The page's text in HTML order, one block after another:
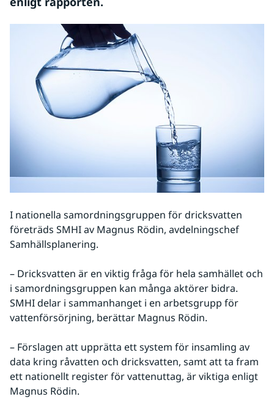
I nationella samordningsgruppen för dricksvatten
företräds SMHI av Magnus Rödin, avdelningschef
Samhällsplanering.
– Dricksvatten är en viktig fråga för hela samhället och
i samordningsgruppen kan många aktörer bidra.
SMHI delar i sammanhanget i en arbetsgrupp för
vattenförsörjning, berättar Magnus Rödin.
– Förslagen att upprätta ett system för insamling av
data kring råvatten och dricksvatten, samt att ta fram
ett nationellt register för vattenuttag, är viktiga enligt
Magnus Rödin.